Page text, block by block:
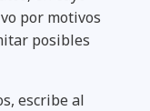
por motivos
posibles
escribe al